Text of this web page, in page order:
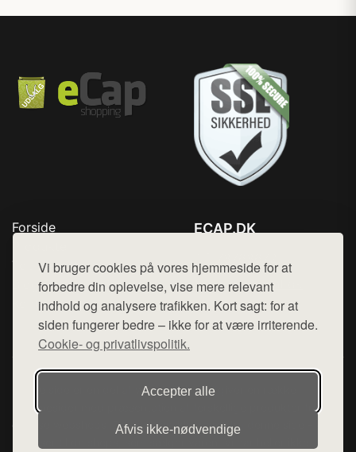
Vi bruger cookies på vores hjemmeside for at
forbedre din oplevelse, vise mere relevant
indhold og analysere trafikken. Kort sagt: for at
siden fungerer bedre – ikke for at være irriterende.
Cookie- og privatlivspolitik.
Accepter alle
Afvis ikke‑nødvendige
Forside
Top Rabatter
Blog
Kontakt
ECAP.DK
Mail: hej@want.dk
Cookie- og privatlivspolitik
Denne side er en del af want.dk, der udgiver en række
hjemmesider med præsentation af forskellige produkter fra
diverse webshops. Der sælges ikke varer fra denne side - vi
henviser til de shops, som sælger varen. Vi har heller ikke